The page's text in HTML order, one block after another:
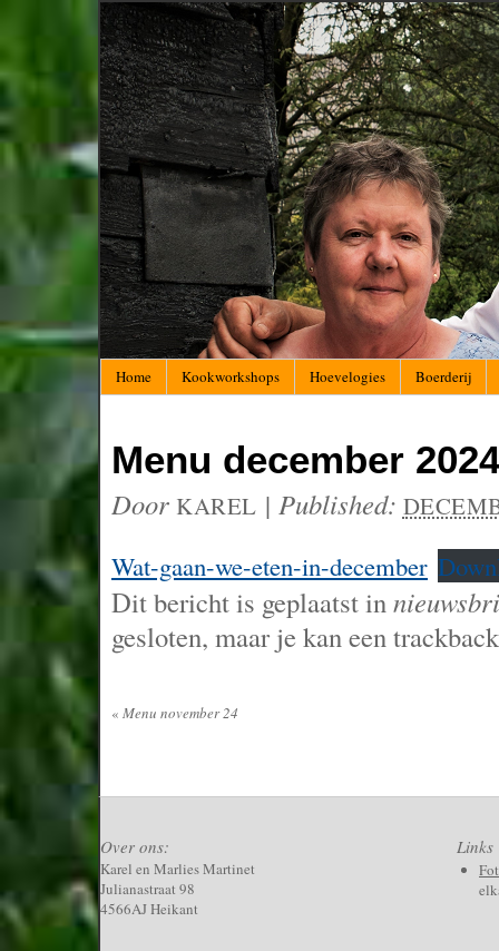
Home Kookworkshops Hoevelogies Boerderij
Menu december 2024
Door KAREL | Published:
Wat-gaan-we-eten-in-december
Dit bericht is geplaatst in
gesloten, maar je kan een
« Menu november 24
Over ons:
Karel en Marlies Martinet
Julianastraat 98
4566AJ Heikant
Links